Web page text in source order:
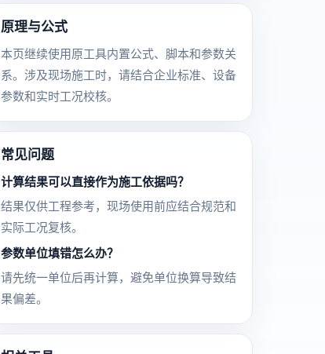
原理与公式
本页继续使用原工具内置公式、脚本和参数关
系。涉及现场施工时，请结合企业标准、设备
参数和实时工况校核。
常见问题
计算结果可以直接作为施工依据吗？
结果仅供工程参考，现场使用前应结合规范和
实际工况复核。
参数单位填错怎么办？
请先统一单位后再计算，避免单位换算导致结
果偏差。